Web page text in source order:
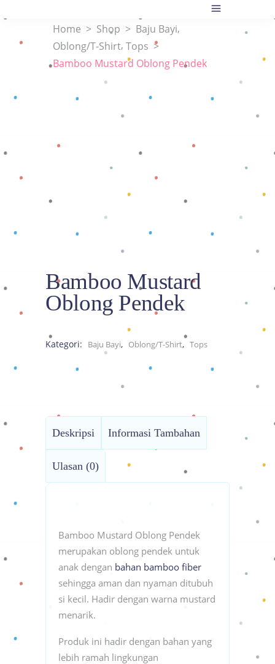
Home > Shop > Baju Bayi,
Oblong/T-Shirt, Tops >
Bamboo Mustard Oblong Pendek
Bamboo Mustard
Oblong Pendek
Kategori: Baju Bayi, Oblong/T-Shirt, Tops
Deskripsi Informasi Tambahan
Ulasan (0)
Bamboo Mustard Oblong Pendek
merupakan oblong pendek untuk
anak dengan bahan bamboo fiber
sehingga aman dan nyaman ditubuh
si kecil. Hadir dengan warna mustard
menarik.
Produk ini hadir dengan bahan yang
lebih ramah lingkungan